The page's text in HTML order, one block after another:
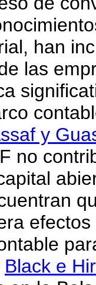
han
las
y
no
Black e